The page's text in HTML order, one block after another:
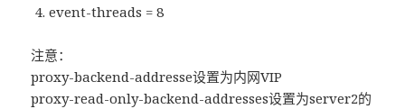
event-threads = 8
注意：
proxy-backend-addresse设置为内网VIP
proxy-read-only-backend-addresses设置为server2的